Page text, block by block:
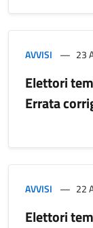
AVVISI 23
Elettori
Errata
AVVISI 22
Elettori